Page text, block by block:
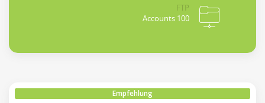
FTP
100 Accounts
Empfehlung